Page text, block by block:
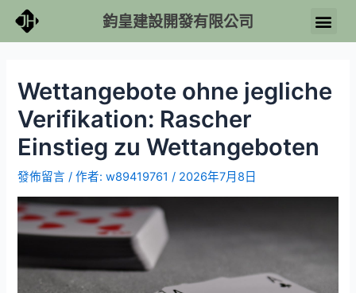
鈞皇建設開發有限公司
Wettangebote ohne jegliche
Verifikation: Rascher
Einstieg zu Wettangeboten
發佈留言 / 作者:w89419761/ 2026年7月8日